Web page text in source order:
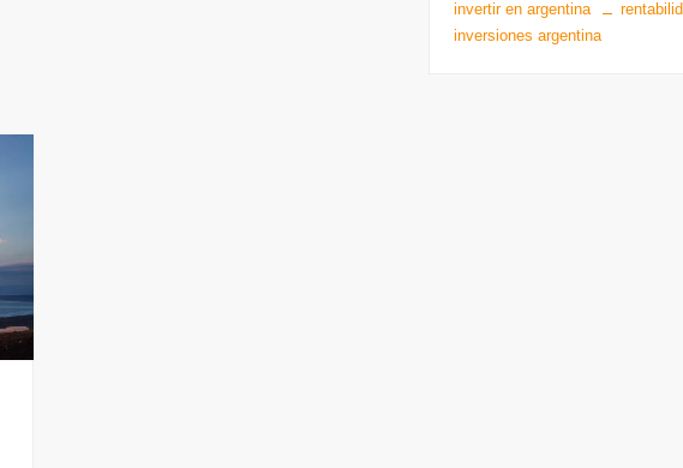
invertir en argentina
inversiones argentina